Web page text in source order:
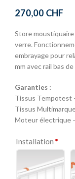
270,00 CHF
Store
verre.
embrayage pour
mm avec rail bas de
Garanties :
Tissus Tempotest
Tissus
Moteur électrique
Installation *